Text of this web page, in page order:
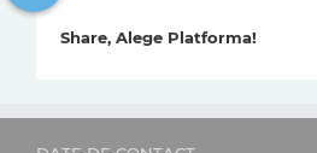
Share, Alege Platforma!